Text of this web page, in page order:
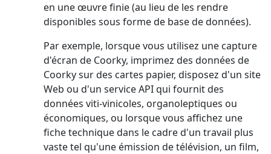
en une œuvre finie (au lieu de les rendre
disponibles sous forme de base de données).
Par exemple, lorsque vous utilisez une capture
d'écran de Coorky, imprimez des données de
Coorky sur des cartes papier, disposez d'un site
Web ou d'un service API qui fournit des
données viti-vinicoles, organoleptiques ou
économiques, ou lorsque vous affichez une
fiche technique dans le cadre d'un travail plus
vaste tel qu'une émission de télévision, un film,